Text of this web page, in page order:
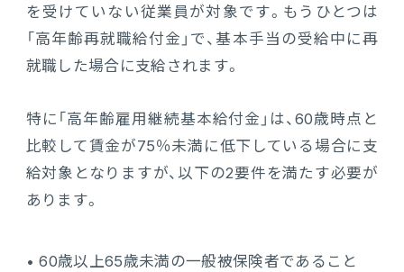
を受けていない従業員が対象です。もうひとつは
「高年齢再就職給付金」で、基本手当の受給中に再
就職した場合に支給されます。
特に「高年齢雇用継続基本給付金」は、60歳時点と
比較して賃金が75％未満に低下している場合に支
給対象となりますが、以下の2要件を満たす必要が
あります。
• 60歳以上65歳未満の一般被保険者であること